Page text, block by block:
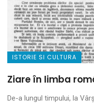
ISTORIE SI CULTURA
Ziare în limba
De-a lungul timpului, la